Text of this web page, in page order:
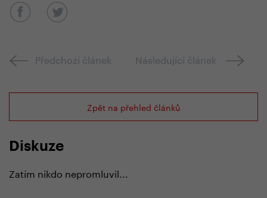
Předchozí článek Následující článek
Zpět na přehled článků
Diskuze
Zatím nikdo nepromluvil...